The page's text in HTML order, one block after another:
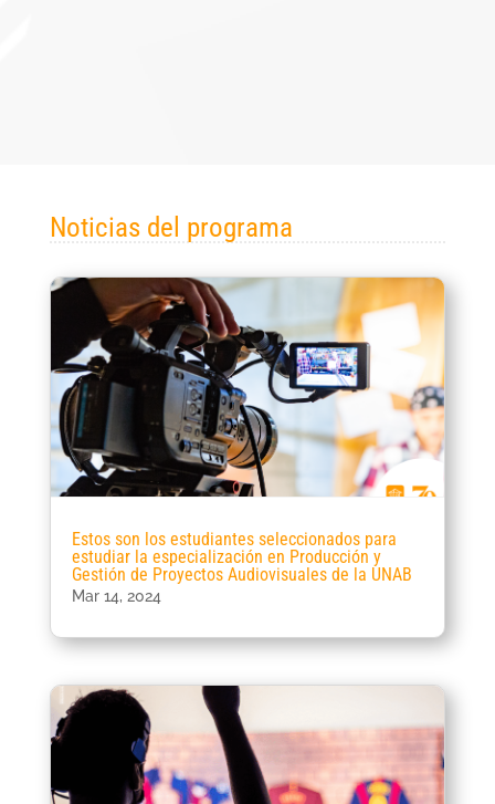
Noticias del programa
Estos son los estudiantes seleccionados para
estudiar la especialización en Producción y
Gestión de Proyectos Audiovisuales de la UNAB
Mar 14, 2024